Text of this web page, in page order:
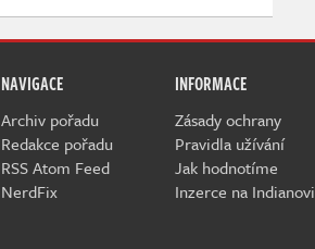
NAVIGACE
Archiv pořadu
Redakce pořadu
RSS Atom Feed
NerdFix
INFORMACE
Zásady ochrany
Pravidla užívání
Jak hodnotíme
Inzerce na Indianovi